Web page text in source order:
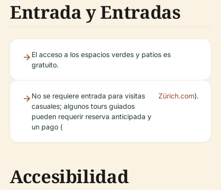
Entrada y Entradas
El acceso a los espacios verdes y patios es
gratuito.
No se requiere entrada para visitas
casuales; algunos tours guiados
pueden requerir reserva anticipada y
un pago (
Zürich.com).
Accesibilidad